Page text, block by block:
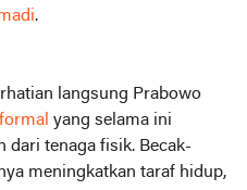
.
langsung Prabowo
yang selama ini
dari tenaga fisik. Becak-
meningkatkan taraf hidup,